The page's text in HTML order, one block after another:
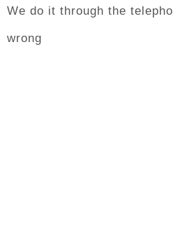
We do it through the
wrong